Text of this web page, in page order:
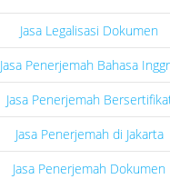
Jasa Legalisasi Dokumen
Jasa Penerjemah Bahasa
Jasa Penerjemah
Jasa Penerjemah di Jakarta
Jasa Penerjemah Dokumen